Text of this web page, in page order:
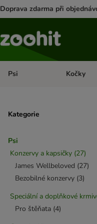
Doprava zdarma při
Psi Otevřít
Kočky
Kategorie
Psi
Konzervy a kapsičky (27)
James Wellbeloved (27)
Bezobilné konzervy (3)
Speciální a doplňkové
Pro štěňata (4)